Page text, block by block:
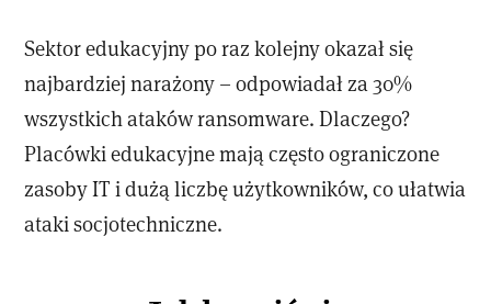
Sektor edukacyjny po raz kolejny okazał się
najbardziej narażony – odpowiadał za 30%
wszystkich ataków ransomware. Dlaczego?
Placówki edukacyjne mają często ograniczone
zasoby IT i dużą liczbę użytkowników, co ułatwia
ataki socjotechniczne.